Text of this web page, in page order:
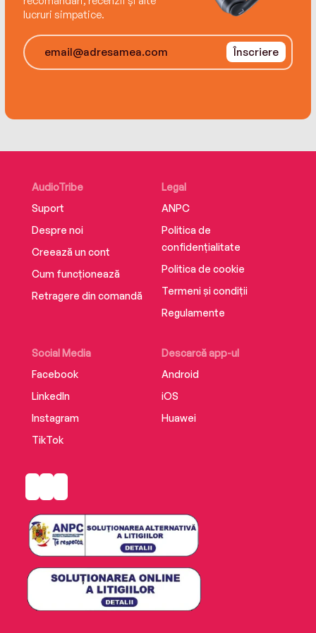
Librarian Spy is a stunning tour de force of
historical fiction.” –Karen Robards, author of The
lucruri simpatice.
Înscriere
AudioTribe
Suport
Despre noi
Creează un cont
Cum funcționează
Retragere din comandă
Social Media
Facebook
LinkedIn
Instagram
TikTok
Descarcă app-ul
Android
iOS
Huawei
Legal
ANPC
Politica de
confidențialitate
Politica de cookie
Termeni și condiții
Regulamente